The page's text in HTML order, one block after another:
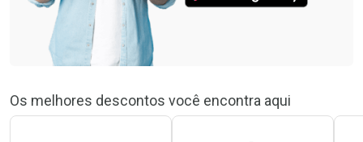
Os melhores descontos você encontra aqui